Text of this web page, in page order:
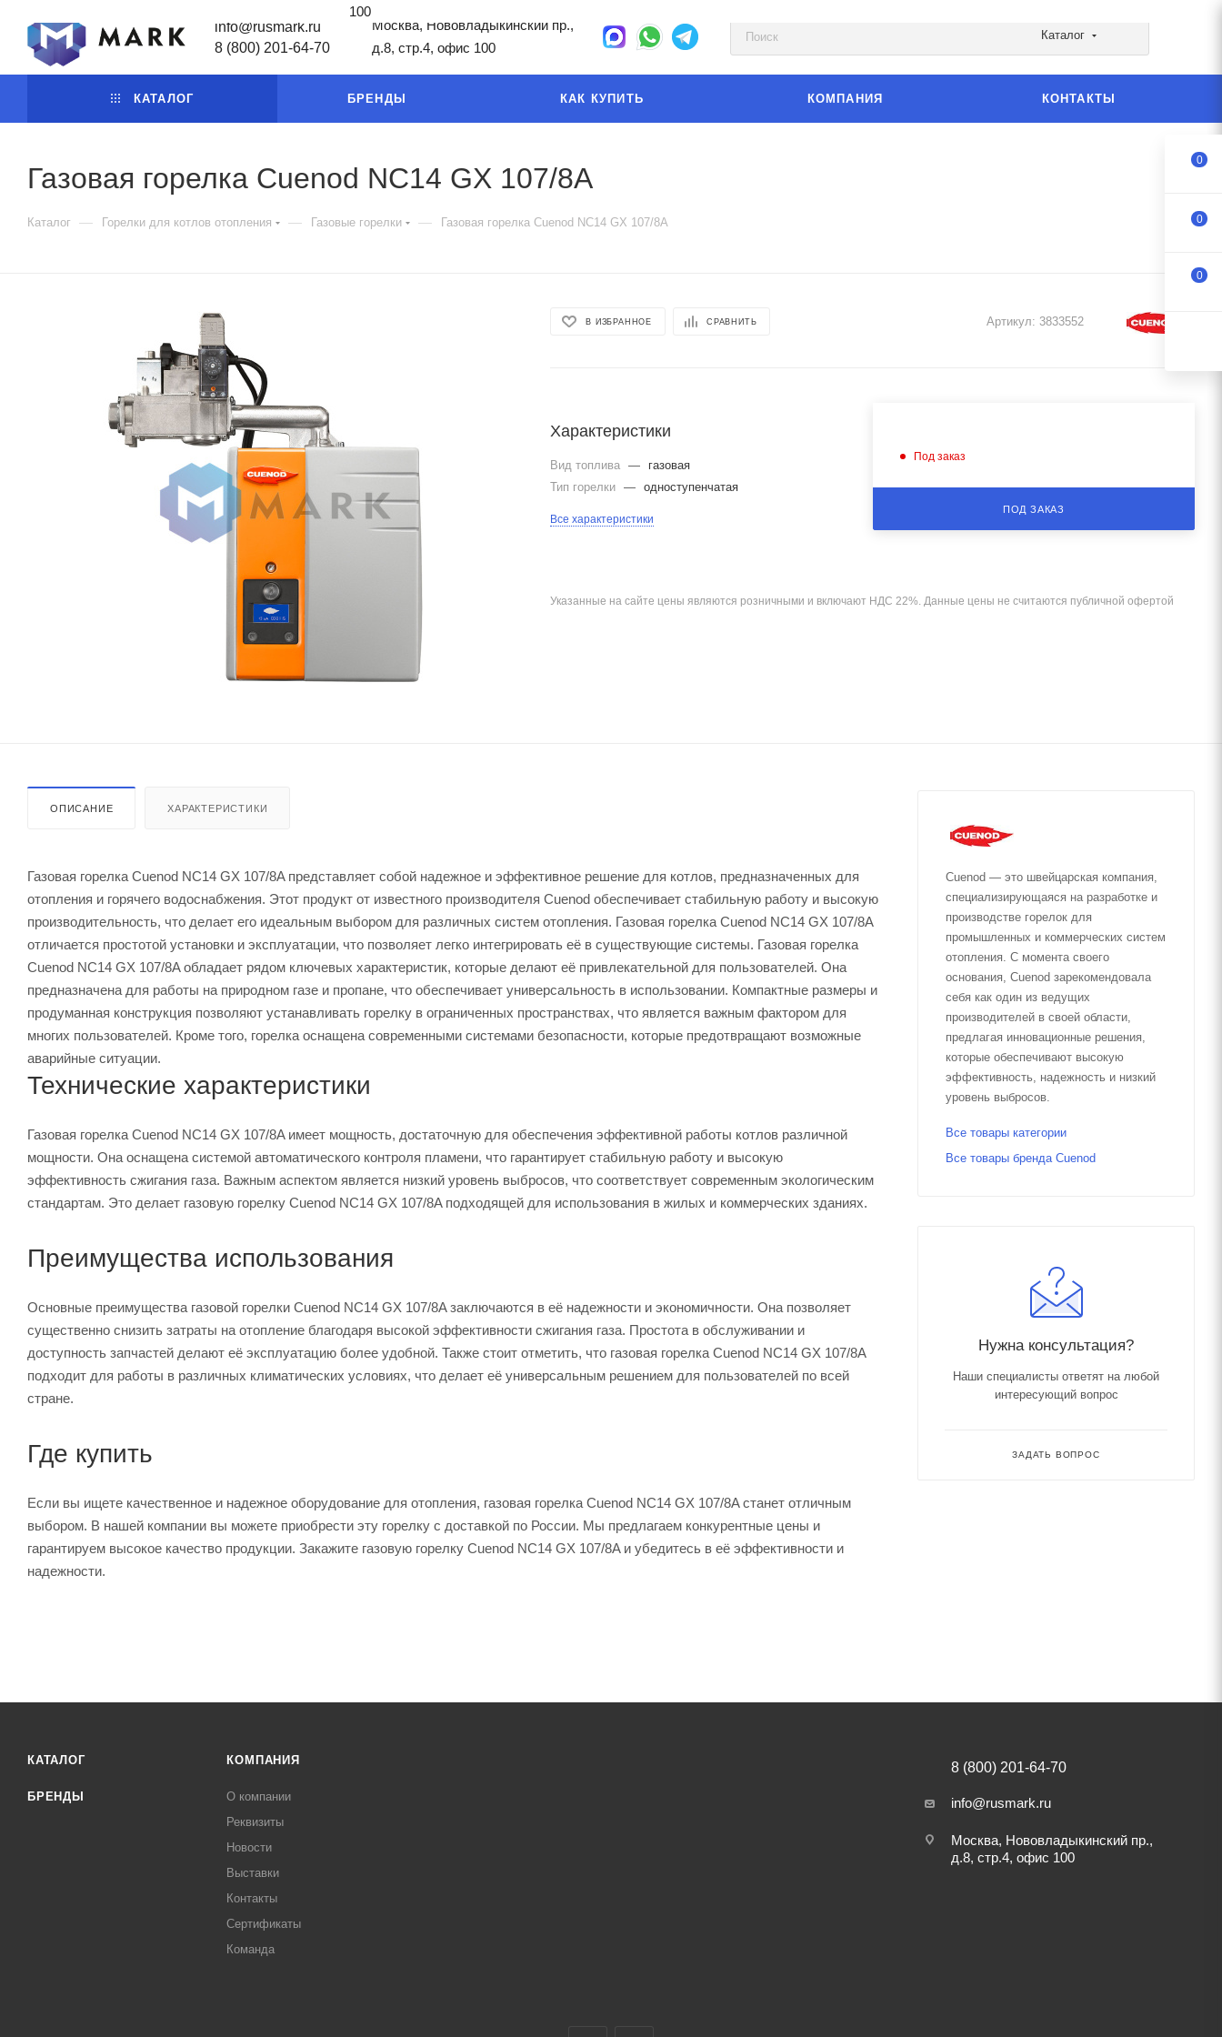
info@rusmark.ru
8 (800) 201-64-70
Москва, Нововладыкинский пр.,
д.8, стр.4, офис 100
Каталог
КАТАЛОГ БРЕНДЫ КАК КУПИТЬ КОМПАНИЯ КОНТАКТЫ
100
Газовая горелка Cuenod NC14 GX 107/8A
Каталог — Горелки для котлов отопления — Газовые горелки — Газовая горелка Cuenod NC14 GX 107/8A
В ИЗБРАННОЕ СРАВНИТЬ Артикул: 3833552
Характеристики
Вид топлива —
газовая
Тип горелки
— одноступенчатая
Все характеристики
Под заказ
ПОД ЗАКАЗ
Указанные на сайте цены являются розничными и включают НДС 22%. Данные цены не считаются публичной офертой
ОПИСАНИЕ ХАРАКТЕРИСТИКИ
Газовая горелка Cuenod NC14 GX 107/8A представляет собой надежное и эффективное решение для котлов, предназначенных для
отопления и горячего водоснабжения. Этот продукт от известного производителя Cuenod обеспечивает стабильную работу и высокую
производительность, что делает его идеальным выбором для различных систем отопления. Газовая горелка Cuenod NC14 GX 107/8A
отличается простотой установки и эксплуатации, что позволяет легко интегрировать её в существующие системы. Газовая горелка
Cuenod NC14 GX 107/8A обладает рядом ключевых характеристик, которые делают её привлекательной для пользователей. Она
предназначена для работы на природном газе и пропане, что обеспечивает универсальность в использовании. Компактные размеры и
продуманная конструкция позволяют устанавливать горелку в ограниченных пространствах, что является важным фактором для
многих пользователей. Кроме того, горелка оснащена современными системами безопасности, которые предотвращают возможные
аварийные ситуации.
Технические характеристики
Газовая горелка Cuenod NC14 GX 107/8A имеет мощность, достаточную для обеспечения эффективной работы котлов различной
мощности. Она оснащена системой автоматического контроля пламени, что гарантирует стабильную работу и высокую
эффективность сжигания газа. Важным аспектом является низкий уровень выбросов, что соответствует современным экологическим
стандартам. Это делает газовую горелку Cuenod NC14 GX 107/8A подходящей для использования в жилых и коммерческих зданиях.
Преимущества использования
Основные преимущества газовой горелки Cuenod NC14 GX 107/8A заключаются в её надежности и экономичности. Она позволяет
существенно снизить затраты на отопление благодаря высокой эффективности сжигания газа. Простота в обслуживании и
доступность запчастей делают её эксплуатацию более удобной. Также стоит отметить, что газовая горелка Cuenod NC14 GX 107/8A
подходит для работы в различных климатических условиях, что делает её универсальным решением для пользователей по всей
стране.
Где купить
Если вы ищете качественное и надежное оборудование для отопления, газовая горелка Cuenod NC14 GX 107/8A станет отличным
выбором. В нашей компании вы можете приобрести эту горелку с доставкой по России. Мы предлагаем конкурентные цены и
гарантируем высокое качество продукции. Закажите газовую горелку Cuenod NC14 GX 107/8A и убедитесь в её эффективности и
надежности.
Cuenod — это швейцарская компания,
специализирующаяся на разработке и
производстве горелок для
промышленных и коммерческих систем
отопления. С момента своего
основания, Cuenod зарекомендовала
себя как один из ведущих
производителей в своей области,
предлагая инновационные решения,
которые обеспечивают высокую
эффективность, надежность и низкий
уровень выбросов.
Все товары категории
Все товары бренда Cuenod
Нужна консультация?
Наши специалисты ответят на любой
интересующий вопрос
ЗАДАТЬ ВОПРОС
КАТАЛОГ
БРЕНДЫ
КОМПАНИЯ
О компании
Реквизиты
Новости
Выставки
Контакты
Сертификаты
Команда
8 (800) 201-64-70
info@rusmark.ru
Москва, Нововладыкинский пр.,
д.8, стр.4, офис 100
0
0
0